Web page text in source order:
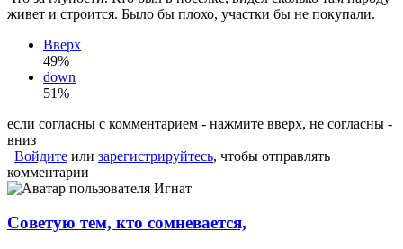
живет и строится. Было бы плохо, участки бы не покупали.
Вверх
49%
down
51%
если согласны с комментарием - нажмите вверх, не согласны -
вниз
Войдите или зарегистрируйтесь, чтобы отправлять
комментарии
Советую тем, кто сомневается,